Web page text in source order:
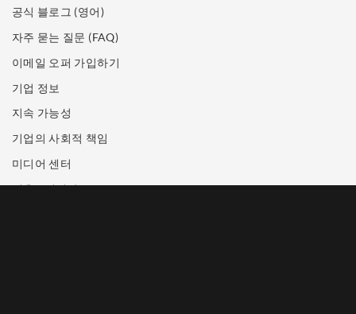
공식 블로그 (영어)
자주 묻는 질문 (FAQ)
이메일 오퍼 가입하기
기업 정보
지속 가능성
기업의 사회적 책임
미디어 센터
채용 / 커리어